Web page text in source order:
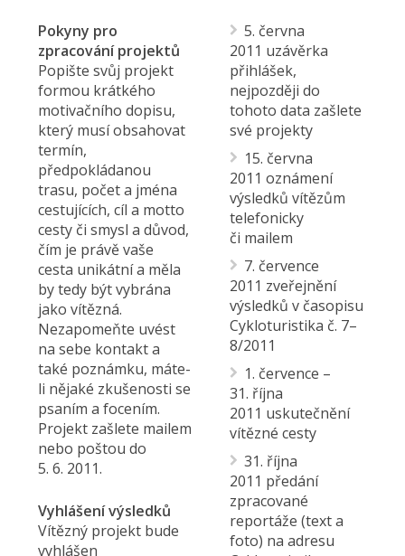
Pokyny pro
zpracování projektů
Popište svůj projekt
formou krátkého
motivačního dopisu,
který musí obsahovat
termín,
předpokládanou
trasu, počet a jména
cestujících, cíl a motto
cesty či smysl a důvod,
čím je právě vaše
cesta unikátní a měla
by tedy být vybrána
jako vítězná.
Nezapomeňte uvést
na sebe kontakt a
také poznámku, máte-
li nějaké zkušenosti se
psaním a focením.
Projekt zašlete mailem
nebo poštou do
5. 6. 2011.
Vyhlášení výsledků
Vítězný projekt bude
vyhlášen
5. června
2011 uzávěrka
přihlášek,
nejpozději do
tohoto data zašlete
své projekty
15. června
2011 oznámení
výsledků vítězům
telefonicky
či mailem
7. července
2011 zveřejnění
výsledků v časopisu
Cykloturistika č. 7–
8/2011
1. července –
31. října
2011 uskutečnění
vítězné cesty
31. října
2011 předání
zpracované
reportáže (text a
foto) na adresu